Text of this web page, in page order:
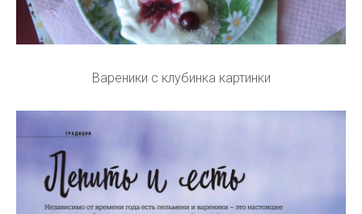
Вареники с клубинка картинки